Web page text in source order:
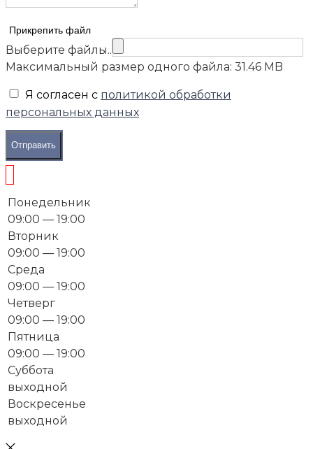
Прикрепить файл
Выберите файлы..
Максимальный размер одного файла: 31.46 MB
Я согласен с политикой обработки
персональных данных
Отправить
Понедельник
09:00 — 19:00
Вторник
09:00 — 19:00
Среда
09:00 — 19:00
Четверг
09:00 — 19:00
Пятница
09:00 — 19:00
Суббота
выходной
Воскресенье
выходной